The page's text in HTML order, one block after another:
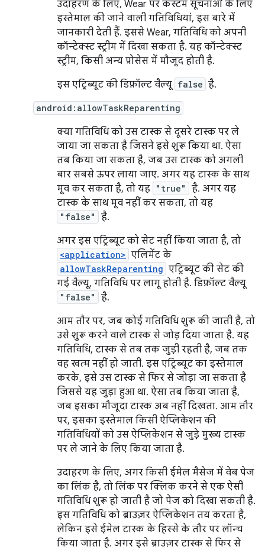
उदाहरण के लिए, Wear पर कस्टम सूचनाओं के लिए
इस्तेमाल की जाने वाली गतिविधियां, इस बारे में
जानकारी देती हैं. इससे Wear, गतिविधि को अपनी
कॉन्टेक्स्ट स्ट्रीम में दिखा सकता है. यह कॉन्टेक्स्ट
स्ट्रीम, किसी अन्य प्रोसेस में मौजूद होती है.
इस एट्रिब्यूट की डिफ़ॉल्ट वैल्यू false है.
android:allowTaskReparenting
क्या गतिविधि को उस टास्क से दूसरे टास्क पर ले
जाया जा सकता है जिसने इसे शुरू किया था. ऐसा
तब किया जा सकता है, जब उस टास्क को अगली
बार सबसे ऊपर लाया जाए. अगर यह टास्क के साथ
मूव कर सकता है, तो यह "true"
है. अगर यह
टास्क के साथ मूव नहीं कर सकता, तो यह
"false"
है.
अगर इस एट्रिब्यूट को सेट नहीं किया जाता है, तो
<application> एलिमेंट के
allowTaskReparenting एट्रिब्यूट की सेट की
गई वैल्यू, गतिविधि पर लागू होती है. डिफ़ॉल्ट वैल्यू
"false"
है.
आम तौर पर, जब कोई गतिविधि शुरू की जाती है, तो
उसे शुरू करने वाले टास्क से जोड़ दिया जाता है. यह
गतिविधि, टास्क से तब तक जुड़ी रहती है, जब तक
वह खत्म नहीं हो जाती. इस एट्रिब्यूट का इस्तेमाल
करके, इसे उस टास्क से फिर से जोड़ा जा सकता है
जिससे यह जुड़ा हुआ था. ऐसा तब किया जाता है,
जब इसका मौजूदा टास्क अब नहीं दिखता. आम तौर
पर, इसका इस्तेमाल किसी ऐप्लिकेशन की
गतिविधियों को उस ऐप्लिकेशन से जुड़े मुख्य टास्क
पर ले जाने के लिए किया जाता है.
उदाहरण के लिए, अगर किसी ईमेल मैसेज में वेब पेज
का लिंक है, तो लिंक पर क्लिक करने से एक ऐसी
गतिविधि शुरू हो जाती है जो पेज को दिखा सकती है.
इस गतिविधि को ब्राउज़र ऐप्लिकेशन तय करता है,
लेकिन इसे ईमेल टास्क के हिस्से के तौर पर लॉन्च
किया जाता है. अगर इसे ब्राउज़र टास्क से फिर से